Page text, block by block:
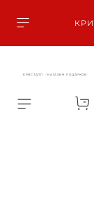
КРИСТАЛЛ - МАГАЗИН ПОДАРКОВ